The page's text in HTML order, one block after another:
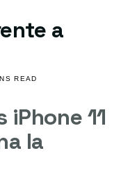
a
READ
iPhone 11
la